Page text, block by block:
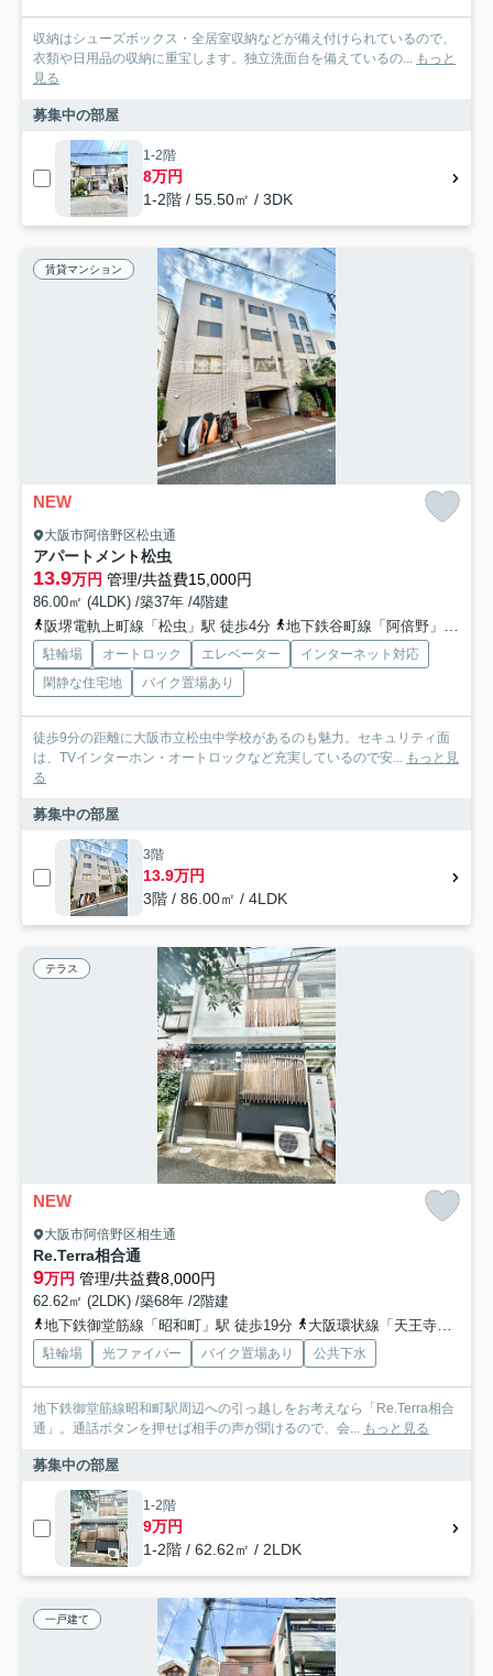
収納はシューズボックス・全居室収納などが備え付けられているので、
衣類や日用品の収納に重宝します。独立洗面台を備えているの... もっと
見る
募集中の部屋
1-2階
8万円
1-2階 / 55.50㎡ / 3DK
賃貸マンション
NEW
大阪市阿倍野区松虫通
アパートメント松虫
13.9万円 管理/共益費15,000円
86.00㎡ (4LDK) /築37年 /4階建
阪堺電軌上町線「松虫」駅 徒歩4分
地下鉄谷町線「阿倍野」駅 徒歩10分
駐輪場 オートロック エレベーター
インターネット対応
閑静な住宅地
バイク置場あり
徒歩9分の距離に大阪市立松虫中学校があるのも魅力。セキュリティ面
は、TVインターホン・オートロックなど充実しているので安... もっと見
る
募集中の部屋
3階
13.9万円
3階 / 86.00㎡ / 4LDK
テラス
NEW
大阪市阿倍野区相生通
Re.Terra相合通
9万円 管理/共益費8,000円
62.62㎡ (2LDK) /築68年 /2階建
地下鉄御堂筋線「昭和町」駅 徒歩19分
大阪環状線「天王寺」駅 徒歩29分
駐輪場 光ファイバー バイク置場あり 公共下水
地下鉄御堂筋線昭和町駅周辺への引っ越しをお考えなら「Re.Terra相合
通」。通話ボタンを押せば相手の声が聞けるので、会... もっと見る
募集中の部屋
1-2階
9万円
1-2階 / 62.62㎡ / 2LDK
一戸建て